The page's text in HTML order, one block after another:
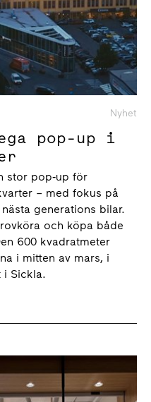
Nyhet
pop-up i
stor pop‑up för
– med fokus på
generations bilar.
och köpa både
600 kvadratmeter
i mitten av mars, i
i Sickla.